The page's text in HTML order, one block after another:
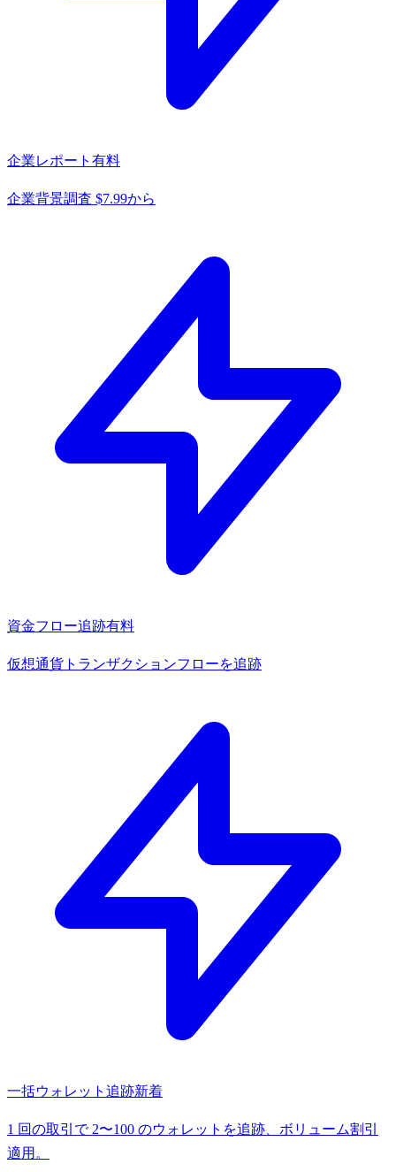
企業レポート 有料
企業背景調査 $7.99から
資金フロー追跡有料
仮想通貨トランザクションフローを追跡
一括ウォレット追跡新着
1 回の取引で 2〜100 のウォレットを追跡、ボリューム割引
適用。